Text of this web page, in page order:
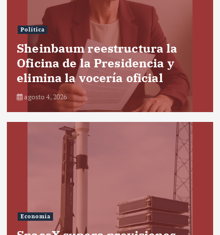
Política
Sheinbaum reestructura la
Oficina de la Presidencia y
elimina la vocería oficial
agosto 4, 2026
Economía